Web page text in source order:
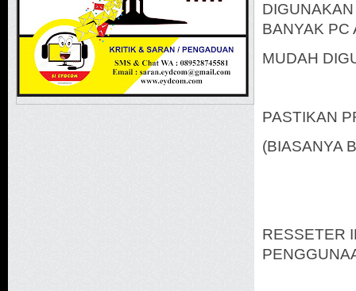
BANYAK PC
MUDAH
PASTIKAN
(BIASANYA
RESSETER